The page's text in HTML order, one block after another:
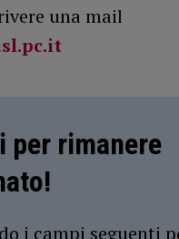
una mail
per rimanere
i campi seguenti